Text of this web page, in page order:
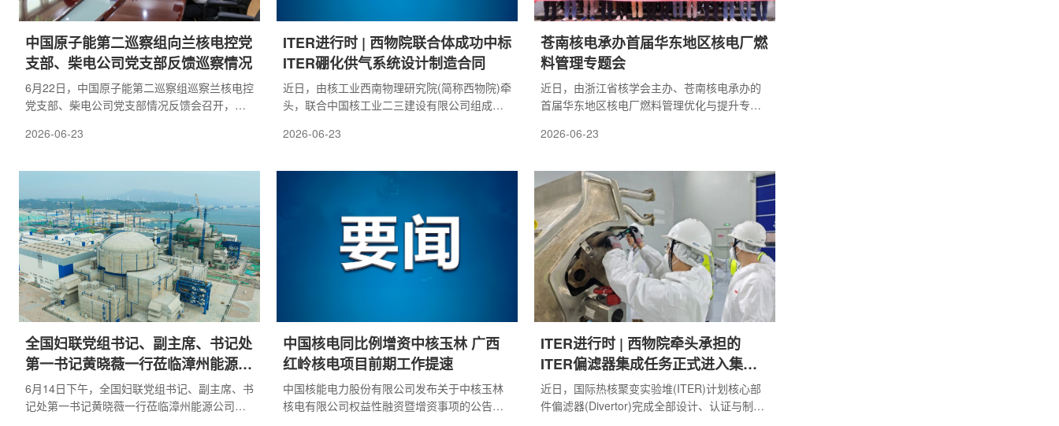
中国原子能第二巡察组向兰核电控党
支部、柴电公司党支部反馈巡察情况
6月22日，中国原子能第二巡察组巡察兰核电控
党支部、柴电公司党支部情况反馈会召开，全
国原子能第二巡察组组长张旭东、副组长曹景
员、中层管理人员、职工代表参加会议。中国
原子能第二巡察组组长张旭东分别向兰核电控
党支部、柴电公司党支部反馈巡察意见，从贯
彻落实党的路线方针政策和党中央重大决策部
署、贯...
2026-06-23
ITER进行时 | 西物院联合体成功中标
ITER硼化供气系统设计制造合同
近日，由核工业西南物理研究院(简称西物院)牵
头，联合中国核工业二三建设有限公司组成的
化系统(Boronization System)及X射线核心光谱
作，经过 ITER 组织的多轮评标，最终在国际
竞标中脱颖而出。该项目是ITER首次引入硼化
壁预处理功能。西物院联合体将承担从详细设
2026-06-23
苍南核电承办首届华东地区核电厂燃
料管理专题会
近日，由浙江省核学会主办、苍南核电承办的
首届华东地区核电厂燃料管理优化与提升专题
浙江杭州举办。中核集团、国家电投、中国华
西安交通大学等科研院校与核星科技、智核云
谷等技术服务商共同参加，各方围绕核电厂物
理试验优化、燃料可靠性提升、堆芯设计创
新、核电数字化应用等核心议题开展深度交
流，共享技术成果、共研发展方向，助力华东
地区核电燃料管...
2026-06-23
全国妇联党组书记、副主席、书记处
第一书记黄晓薇一行莅临漳州能源公
司调研
6月14日下午，全国妇联党组书记、副主席、书
记处第一书记黄晓薇一行莅临漳州能源公司调
中国核电同比例增资中核玉林 广西
红岭核电项目前期工作提速
中国核能电力股份有限公司发布关于中核玉林
核电有限公司权益性融资暨增资事项的公告：
ITER进行时 | 西物院牵头承担的
ITER偏滤器集成任务正式进入集成
测试新阶段
近日，国际热核聚变实验堆(ITER)计划核心部
件偏滤器(Divertor)完成全部设计、认证与制造